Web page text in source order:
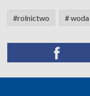
#rolnictwo # woda